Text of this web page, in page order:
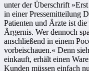
unter der Überschrift
in einer Pressemitteilung
Patienten und Ärzte ist
Ärgernis. Wer dennoch
anschließend in einem
vorbeischauen.« Denn
einkauft, erhält einen
Kunden müssen einfach